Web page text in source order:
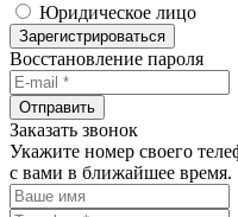
Юридическое лицо
Зарегистрироваться
Восстановление пароля
Отправить
Заказать звонок
Укажите номер своего
с вами в ближайшее время.